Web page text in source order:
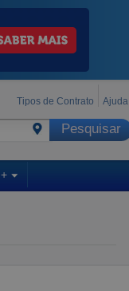
Tipos de Contrato Ajuda
+